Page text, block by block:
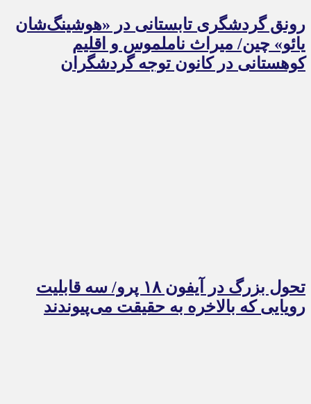
رونق گردشگری تابستانی در «هوشینگ‌شان
یائو» چین/ میراث ناملموس و اقلیم
کوهستانی در کانون توجه گردشگران
تحول بزرگ در آیفون ۱۸ پرو/ سه قابلیت
رویایی که بالاخره به حقیقت می‌پیوندند